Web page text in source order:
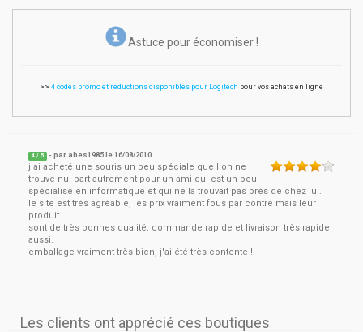
Astuce pour économiser !
>> 4 codes promo et réductions disponibles pour Logitech pour vos achats en ligne
4 / 5 - par ahes1985 le16/08/2010
j'ai acheté une souris un peu spéciale que l'on ne
trouve nul part autrement pour un ami qui est un peu
spécialisé en informatique et qui ne la trouvait pas près de chez lui.
le site est très agréable, les prix vraiment fous par contre mais leur
produit
sont de très bonnes qualité. commande rapide et livraison très rapide
aussi.
emballage vraiment très bien, j'ai été très contente !
Les clients ont apprécié ces boutiques